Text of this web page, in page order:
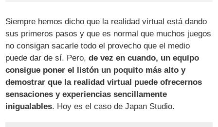
Siempre hemos dicho que la realidad virtual está dando
sus primeros pasos y que es normal que muchos juegos
no consigan sacarle todo el provecho que el medio
puede dar de sí. Pero,de vez en cuando, un equipo
consigue poner el listón un poquito más alto y
demostrar que la realidad virtual puede ofrecernos
sensaciones y experiencias sencillamente
inigualables. Hoy es el caso de Japan Studio.